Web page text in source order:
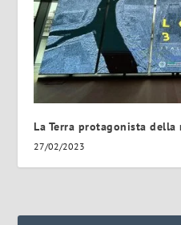
La Terra protagonista della
27/02/2023